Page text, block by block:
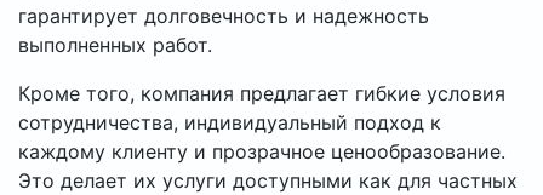
гарантирует долговечность и надежность
выполненных работ.
Кроме того, компания предлагает гибкие условия
сотрудничества, индивидуальный подход к
каждому клиенту и прозрачное ценообразование.
Это делает их услуги доступными как для частных